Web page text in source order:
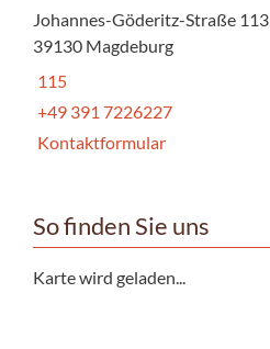
Johannes-Göderitz-Straße 113
39130 Magdeburg
115
+49 391 7226227
Kontaktformular
So finden Sie uns
Karte wird geladen...